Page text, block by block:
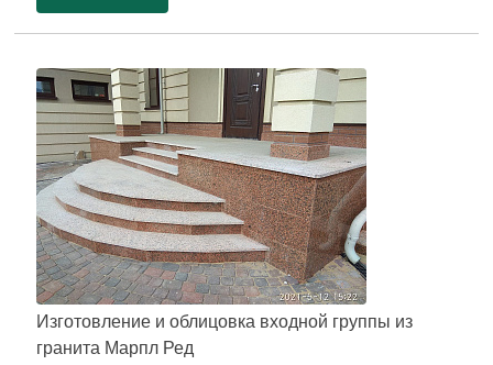
Изготовление и облицовка входной группы из
гранита Марпл Ред